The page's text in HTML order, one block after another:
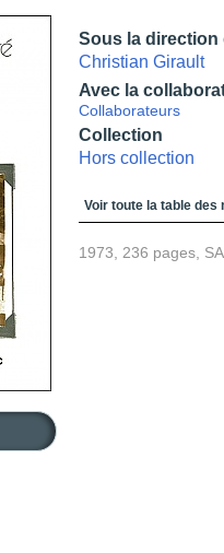
Sous la direction
Christian Girault
Avec la
Collaborateurs
Collection
Hors collection
Table des
Voir toute la table des
1973, 236 pages,